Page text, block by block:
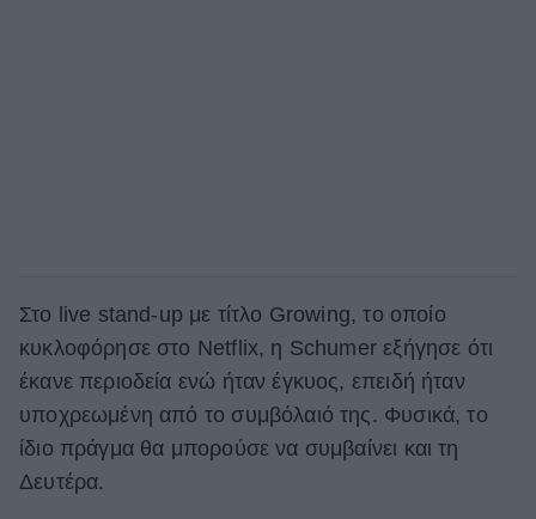
Στο live stand-up με τίτλο Growing, το οποίο
κυκλοφόρησε στο Netflix, η Schumer εξήγησε ότι
έκανε περιοδεία ενώ ήταν έγκυος, επειδή ήταν
υποχρεωμένη από το συμβόλαιό της. Φυσικά, το
ίδιο πράγμα θα μπορούσε να συμβαίνει και τη
Δευτέρα.